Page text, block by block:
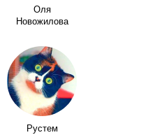
Оля
Новожилова
Рустем